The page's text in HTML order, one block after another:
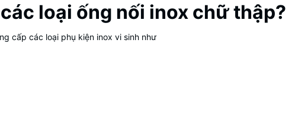
loại ống nối inox chữ thập?
cấp các loại phụ kiện inox vi sinh như